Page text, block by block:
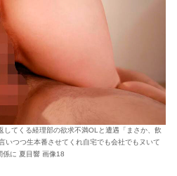
してくる経理部の欲求不満OLと遭遇「まさか、飲
つつ生本番させてくれ自宅でも会社でもヌいて
係に 夏目響 画像18